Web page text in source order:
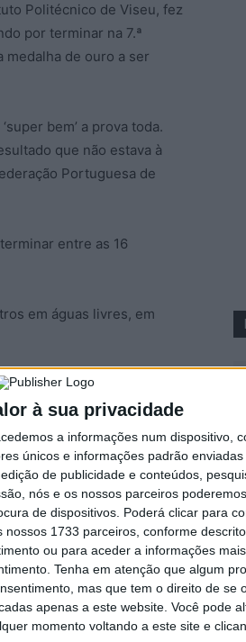
à sua privacidade
a informações num dispositivo,
únicos e informações padrão
de publicidade e conteúdos,
nós e os nossos parceiros
de dispositivos. Poderá clicar para
1733 parceiros, conforme
ou para aceder a informações
Tenha em atenção que algum
mas que tem o direito de se
apenas a este website. Você pode
momento voltando a este site e
Politécnico de Viseu, fez
por terminar na 7.ª
medalha de ouro a ser
bem’ a prova toda.
que não estava à
Portuguesa de
entre as 16
em águas livres, em
www.968.fm
8